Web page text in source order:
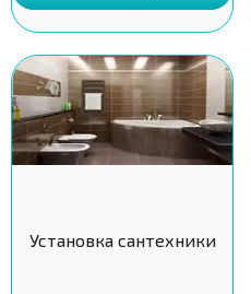
Установка сантехники